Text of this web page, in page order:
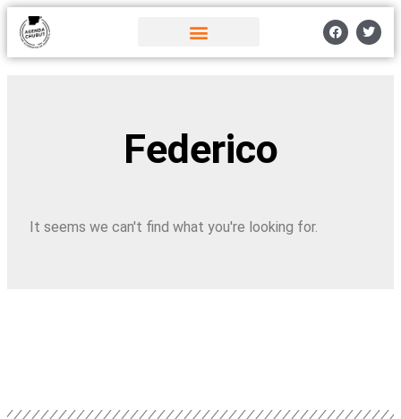
Federico
It seems we can't find what you're looking for.